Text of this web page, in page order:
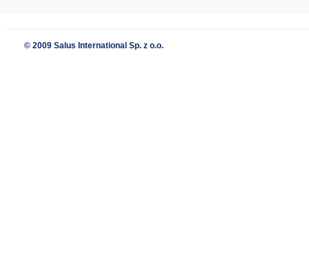
© 2009 Salus International Sp. z o.o.